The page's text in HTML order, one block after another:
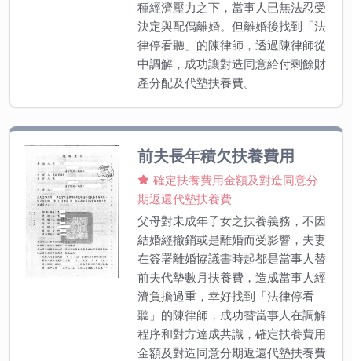
種經濟壓力之下，當事人已無法忍受
決定與配偶離婚。但離婚後找到「法
律停看聽」的陳律師，透過陳律師從
中調解，成功讓對造同意給付剩餘財
產分配及代墊扶養費。
前夫長年積欠扶養費用
確定扶養費用金額及對造同意分
期返還代墊扶養費
父母對未成年子女之扶養義務，不因
結婚經撤銷或是離婚而受影響，夫妻
在簽署離婚協議書時起都是當事人替
前夫代墊數月扶養費，造成當事人經
濟負擔過重，幸好找到「法律停看
聽」的陳律師，成功替當事人在調解
程序和對方達成共識，確定扶養費用
金額及對造同意分期返還代墊扶養費